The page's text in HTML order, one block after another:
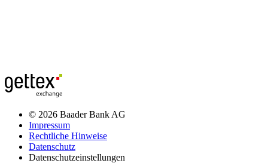
© 2026 Baader Bank AG
Impressum
Rechtliche Hinweise
Datenschutz
Datenschutzeinstellungen